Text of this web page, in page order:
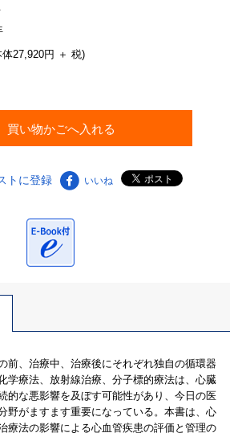
体27,920円 ＋ 税)
トに登録 いいね
前、治療中、治療後にそれぞれ独自の循環器
学療法、放射線治療、分子標的療法は、心臓
的な悪影響を及ぼす可能性があり、今日の医
野がますます重要になっている。本書は、心
療法の影響による心血管疾患の評価と管理の